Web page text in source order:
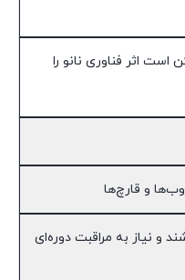
اثر فناوری نانو را
و قارچ‌ها
و نیاز به مراقبت دوره‌ای